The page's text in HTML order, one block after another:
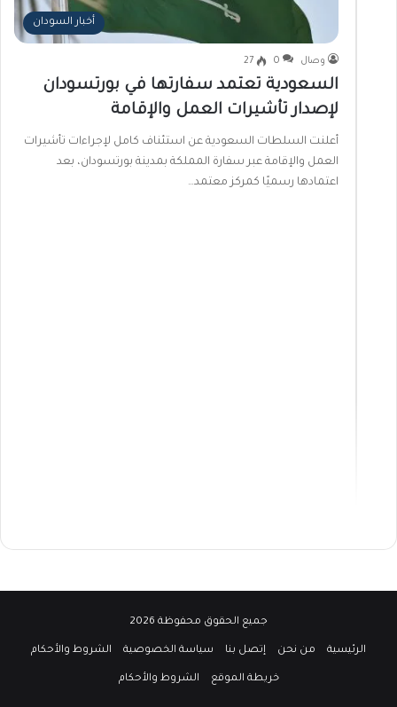
أخبار السودان
وصال 0
27
السعودية تعتمد سفارتها في بورتسودان
لإصدار تأشيرات العمل والإقامة
أعلنت السلطات السعودية عن استئناف كامل لإجراءات تأشيرات
العمل والإقامة عبر سفارة المملكة بمدينة بورتسودان، بعد
اعتمادها رسميًا كمركز معتمد…
جميع الحقوق محفوظة 2026
الرئيسية من نحن إتصل بنا سياسة الخصوصية الشروط والأحكام
خريطة الموقع الشروط والأحكام